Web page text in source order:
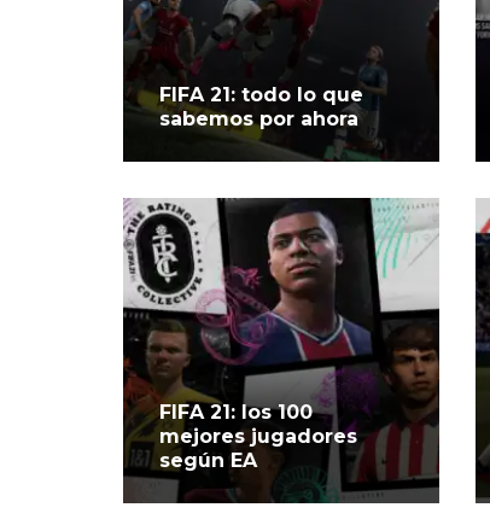
FIFA 21: todo lo que
sabemos por ahora
FIFA 21: los 100
mejores jugadores
según EA